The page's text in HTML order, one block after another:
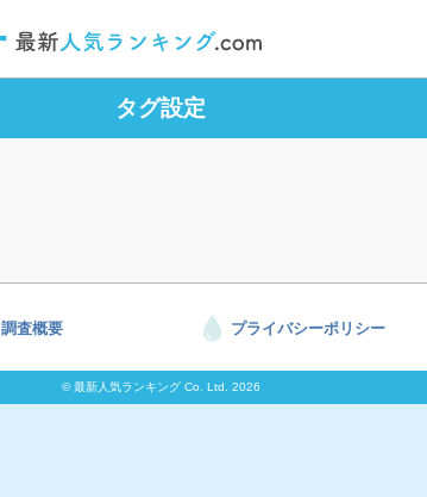
タグ設定
調査概要 プライバシーポリシー
© 最新人気ランキング Co. Ltd. 2026